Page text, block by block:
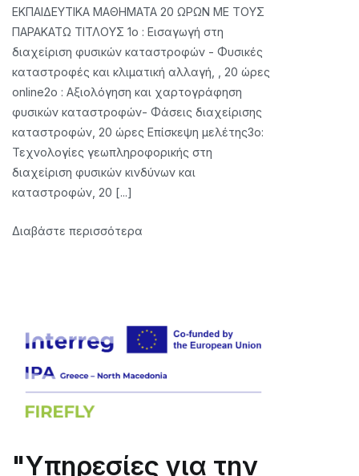
ΕΚΠΑΙΔΕΥΤΙΚΑ ΜΑΘΗΜΑΤΑ 20 ΩΡΩΝ ΜΕ ΤΟΥΣ
ΠΑΡΑΚΑΤΩ ΤΙΤΛΟΥΣ 1ο : Εισαγωγή στη
διαχείριση φυσικών καταστροφών - Φυσικές
καταστροφές και κλιματική αλλαγή, , 20 ώρες
online2ο : Αξιολόγηση και χαρτογράφηση
φυσικών καταστροφών- Φάσεις διαχείρισης
καταστροφών, 20 ώρες Επίσκεψη μελέτης3ο:
Τεχνολογίες γεωπληροφορικής στη
διαχείριση φυσικών κινδύνων και
καταστροφών, 20 [...]
Διαβάστε περισσότερα
"Υπηρεσίες για την